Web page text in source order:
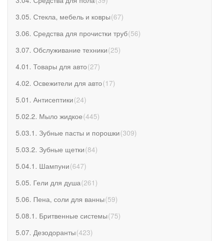
3.05. Стекла, мебель и ковры(67)
3.06. Средства для прочистки труб(56)
3.07. Обслуживание техники(25)
4.01. Товары для авто(27)
4.02. Освежители для авто(17)
5.01. Антисептики(24)
5.02.2. Мыло жидкое(445)
5.03.1. Зубные пасты и порошки(309)
5.03.2. Зубные щетки(84)
5.04.1. Шампуни(647)
5.05. Гели для душа(261 )
5.06. Пена, соли для ванны(59)
5.08.1. Бритвенные системы(75)
5.07. Дезодоранты(423)